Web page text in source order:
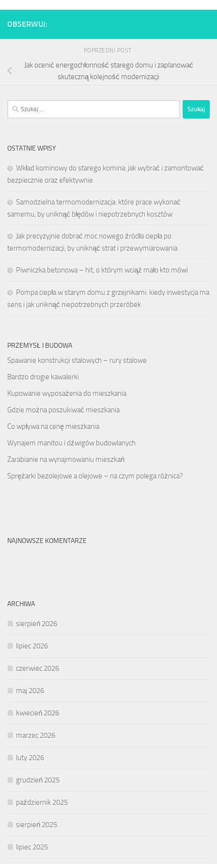
OBSERWUJ:
POPRZEDNI POST
Jak ocenić energochłonność starego domu i zaplanować
skuteczną kolejność modernizacji
Szukaj:
OSTATNIE WPISY
Wkład kominowy do starego komina: jak wybrać i zamontować
bezpiecznie oraz efektywnie
Samodzielna termomodernizacja: które prace wykonać
samemu, by uniknąć błędów i niepotrzebnych kosztów
Jak precyzyjnie dobrać moc nowego źródła ciepła po
termomodernizacji, by uniknąć strat i przewymiarowania
Piwniczka betonowa – hit, o którym wciąż mało kto mówi
Pompa ciepła w starym domu z grzejnikami: kiedy inwestycja ma
sens i jak uniknąć niepotrzebnych przeróbek
PRZEMYSŁ I BUDOWA
Spawanie konstrukcji stalowych – rury stalowe
Bardzo drogie kawalerki
Kupowanie wyposażenia do mieszkania
Gdzie można poszukiwać mieszkania
Co wpływa na cenę mieszkania
Wynajem manitou i dźwigów budowlanych
Zarabianie na wynajmowaniu mieszkań
Sprężarki bezolejowe a olejowe – na czym polega różnica?
NAJNOWSZE KOMENTARZE
ARCHIWA
sierpień 2026
lipiec 2026
czerwiec 2026
maj 2026
kwiecień 2026
marzec 2026
luty 2026
grudzień 2025
październik 2025
sierpień 2025
lipiec 2025